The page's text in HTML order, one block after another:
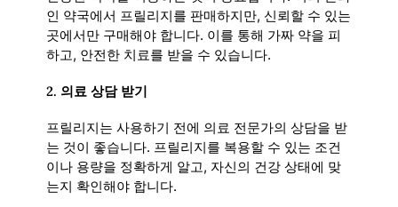
인 약국에서 프릴리지를 판매하지만, 신뢰할 수 있는
곳에서만 구매해야 합니다. 이를 통해 가짜 약을 피
하고, 안전한 치료를 받을 수 있습니다.
2. 의료 상담 받기
프릴리지는 사용하기 전에 의료 전문가의 상담을 받
는 것이 좋습니다. 프릴리지를 복용할 수 있는 조건
이나 용량을 정확하게 알고, 자신의 건강 상태에 맞
는지 확인해야 합니다.